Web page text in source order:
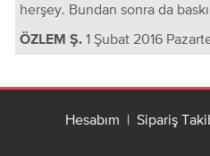
herşey. Bundan sonra da
ÖZLEM Ş. 1 Şubat 2016
Hesabım | Sipariş